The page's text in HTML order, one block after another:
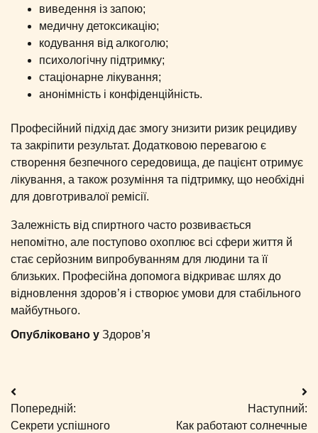
виведення із запою;
медичну детоксикацію;
кодування від алкоголю;
психологічну підтримку;
стаціонарне лікування;
анонімність і конфіденційність.
Професійний підхід дає змогу знизити ризик рецидиву
та закріпити результат. Додатковою перевагою є
створення безпечного середовища, де пацієнт отримує
лікування, а також розуміння та підтримку, що необхідні
для довготривалої ремісії.
Залежність від спиртного часто розвивається
непомітно, але поступово охоплює всі сфери життя й
стає серйозним випробуванням для людини та її
близьких. Професійна допомога відкриває шлях до
відновлення здоров’я і створює умови для стабільного
майбутнього.
Опубліковано у Здоров’я
Навігація
записів
Попередній:
Секрети успішного
Наступний:
Как работают солнечные